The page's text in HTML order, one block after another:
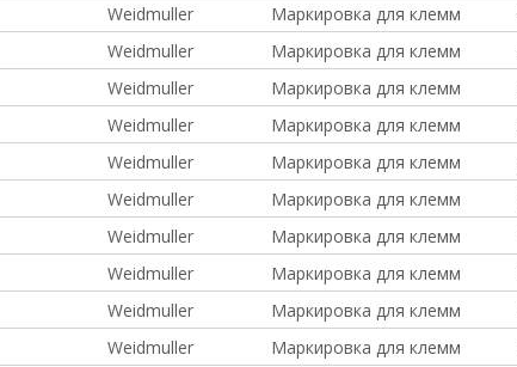
Weidmuller Маркировка для клемм
Weidmuller Маркировка для клемм
Weidmuller Маркировка для клемм
Weidmuller Маркировка для клемм
Weidmuller Маркировка для клемм
Weidmuller Маркировка для клемм
Weidmuller Маркировка для клемм
Weidmuller Маркировка для клемм
Weidmuller Маркировка для клемм
Weidmuller Маркировка для клемм